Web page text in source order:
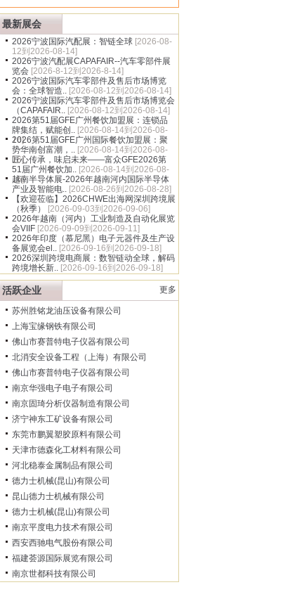
最新展会
2026宁波国际汽配展：智链全球 [2026-08-
12到2026-08-14]
2026宁波汽配展CAPAFAIR--汽车零部件展
览会 [2026-8-12到2026-8-14]
2026宁波国际汽车零部件及售后市场博览
会：全球智造.. [2026-08-12到2026-08-14]
2026宁波国际汽车零部件及售后市场博览会
（CAPAFAIR.. [2026-08-12到2026-08-14]
2026第51届GFE广州餐饮加盟展：连锁品
牌集结，赋能创.. [2026-08-14到2026-08-
16]
2026第51届GFE广州国际餐饮加盟展：聚
势华南创富潮，.. [2026-08-14到2026-08-
16]
匠心传承，味启未来——富众GFE2026第
51届广州餐饮加.. [2026-08-14到2026-08-
16]
越南半导体展-2026年越南河内国际半导体
产业及智能电.. [2026-08-26到2026-08-28]
【欢迎莅临】2026CHWE出海网深圳跨境展
（秋季）
[2026-09-03到2026-09-06]
2026年越南（河内）工业制造及自动化展览
会VIIF [2026-09-09到2026-09-11]
2026年印度（慕尼黑）电子元器件及生产设
备展览会el.. [2026-09-16到2026-09-18]
2026深圳跨境电商展：数智链动全球，解码
跨境增长新.. [2026-09-16到2026-09-18]
活跃企业 更多
苏州胜铭龙油压设备有限公司
上海宝缘钢铁有限公司
佛山市赛普特电子仪器有限公司
北消安全设备工程（上海）有限公司
佛山市赛普特电子仪器有限公司
南京华强电子电子有限公司
南京固琦分析仪器制造有限公司
济宁神东工矿设备有限公司
东莞市鹏翼塑胶原料有限公司
天津市德森化工材料有限公司
河北稳泰金属制品有限公司
德力士机械(昆山)有限公司
昆山德力士机械有限公司
德力士机械(昆山)有限公司
南京平度电力技术有限公司
西安西驰电气股份有限公司
福建荟源国际展览有限公司
南京世都科技有限公司